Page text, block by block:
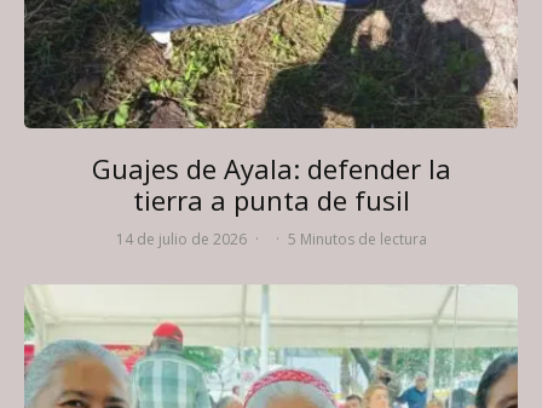
Guajes de Ayala: defender la
tierra a punta de fusil
14 de julio de 2026 · · 5 Minutos de lectura